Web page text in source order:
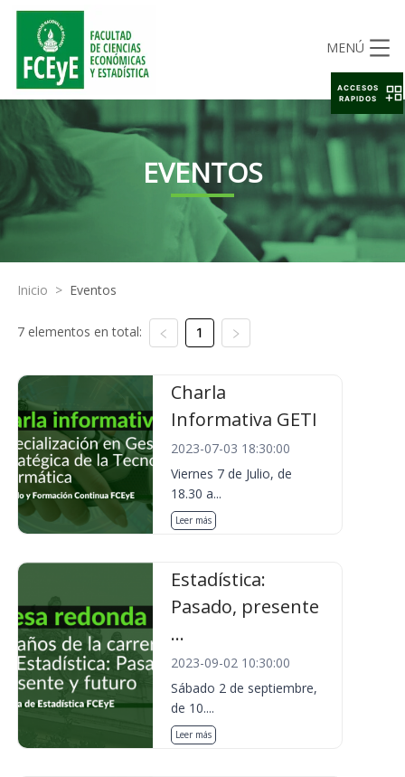
MENÚ
EVENTOS
Inicio > Eventos
7 elementos en total: 1
Charla
Informativa GETI
2023-07-03 18:30:00
Viernes 7 de Julio, de
18.30 a...
Leer más
Estadística:
Pasado, presente
...
2023-09-02 10:30:00
Sábado 2 de septiembre,
de 10....
Leer más
ACCESOS
RAPIDOS